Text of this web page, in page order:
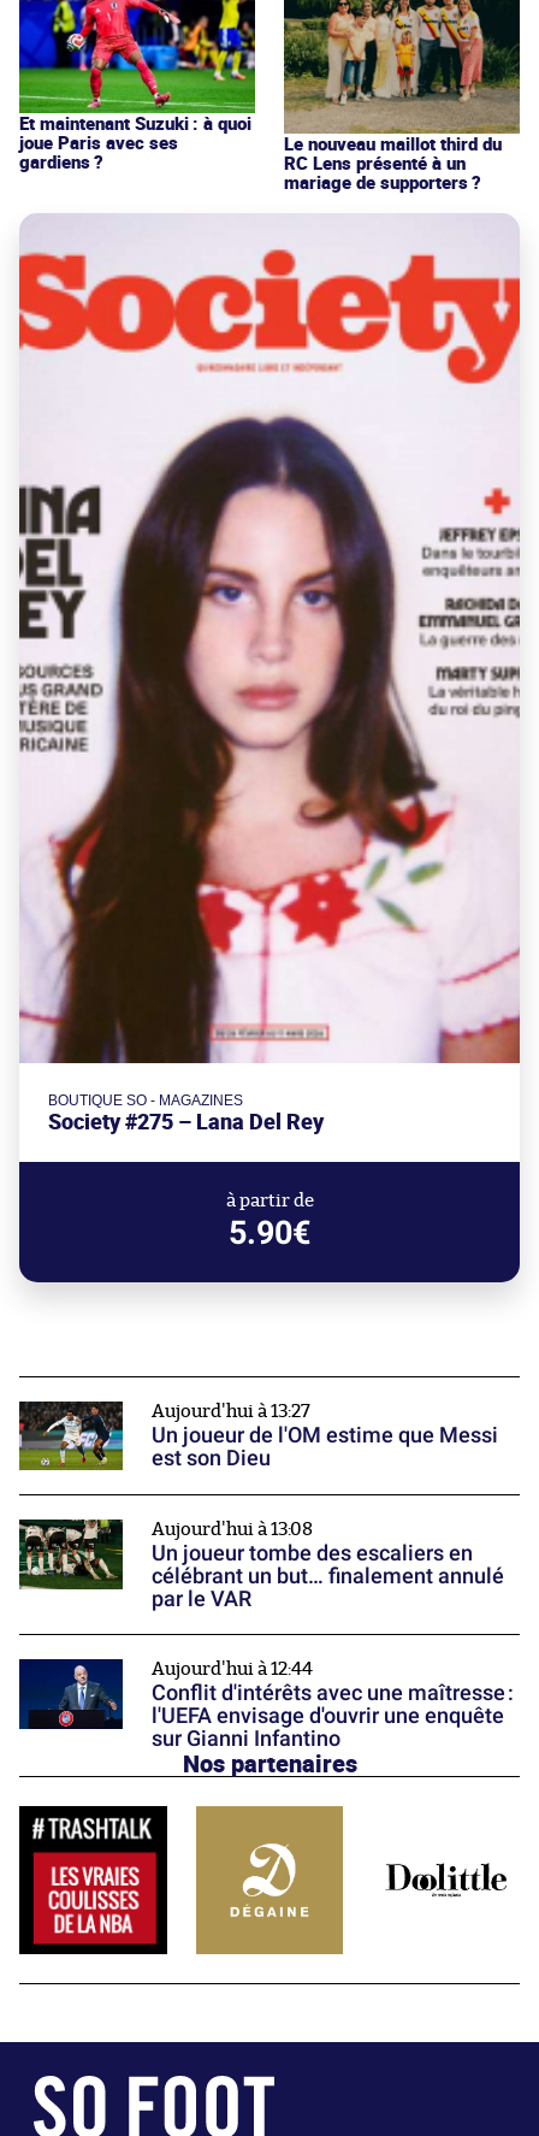
Et maintenant Suzuki : à quoi
joue Paris avec ses
gardiens ?
Le nouveau maillot third du
RC Lens présenté à un
mariage de supporters ?
BOUTIQUE SO - MAGAZINES
Society #275 – Lana Del Rey
à partir de
5.90€
Aujourd'hui à 13:27
Un joueur de l'OM estime que Messi
est son Dieu
Aujourd'hui à 13:08
Un joueur tombe des escaliers en
célébrant un but… finalement annulé
par le VAR
Aujourd'hui à 12:44
Conflit d'intérêts avec une maîtresse :
l'UEFA envisage d'ouvrir une enquête
sur Gianni Infantino
Nos partenaires